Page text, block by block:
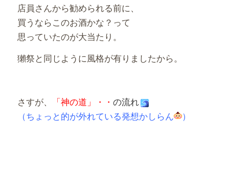
店員さんから勧められる前に、
買うならこのお酒かな？って
思っていたのが大当たり。
獺祭と同じように風格が有りましたから。
さすが、 「神の道」・・ の流れ
（ちょっと的が外れている発想かしらん
）